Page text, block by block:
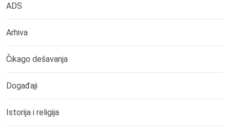
ADS
Arhiva
Čikago dešavanja
Događaji
Istorija i religija